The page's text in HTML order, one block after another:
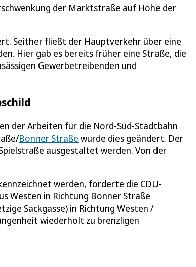
der Marktstraße auf Höhe der
Seither fließt der Hauptverkehr über eine
Hier gab es bereits früher eine Straße, die
Gewerbetreibenden und
der Arbeiten für die Nord-Süd-Stadtbahn
Bonner Straße wurde dies geändert. Der
ausgestaltet werden. Von der
werden, forderte die CDU-
Westen in Richtung Bonner Straße
Sackgasse) in Richtung Westen /
wiederholt zu brenzligen